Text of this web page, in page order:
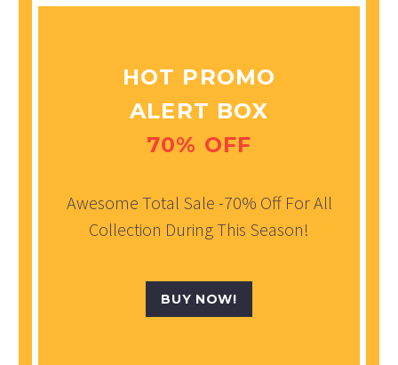
HOT PROMO
ALERT BOX
70% OFF
Awesome Total Sale -70% Off For All
Collection During This Season!
BUY NOW!